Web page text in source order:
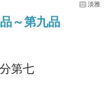
淡雅
～第九品
第七